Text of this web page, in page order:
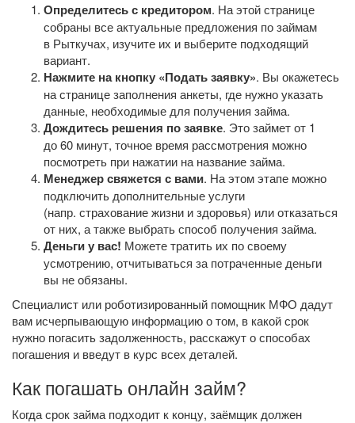
Определитесь с кредитором. На этой странице
собраны все актуальные предложения по займам
в Рыткучах, изучите их и выберите подходящий
вариант.
Нажмите на кнопку «Подать заявку». Вы окажетесь
на странице заполнения анкеты, где нужно указать
данные, необходимые для получения займа.
Дождитесь решения по заявке. Это займет от 1
до 60 минут, точное время рассмотрения можно
посмотреть при нажатии на название займа.
Менеджер свяжется с вами. На этом этапе можно
подключить дополнительные услуги
(напр. страхование жизни и здоровья) или отказаться
от них, а также выбрать способ получения займа.
Деньги у вас! Можете тратить их по своему
усмотрению, отчитываться за потраченные деньги
вы не обязаны.
Специалист или роботизированный помощник МФО дадут
вам исчерпывающую информацию о том, в какой срок
нужно погасить задолженность, расскажут о способах
погашения и введут в курс всех деталей.
Как погашать онлайн займ?
Когда срок займа подходит к концу, заёмщик должен